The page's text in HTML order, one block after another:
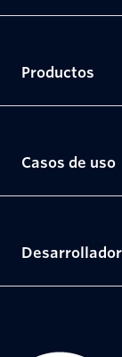
Productos
Casos de uso